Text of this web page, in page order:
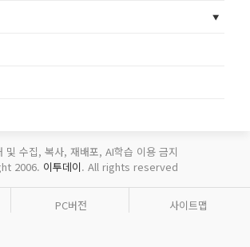
및 수집, 복사, 재배포, AI학습 이용 금지
2006. 이투데이. All rights reserved
PC버전 사이트맵